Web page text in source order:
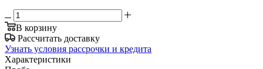
В корзину
Рассчитать доставку
Узнать условия рассрочки и кредита
Характеристики